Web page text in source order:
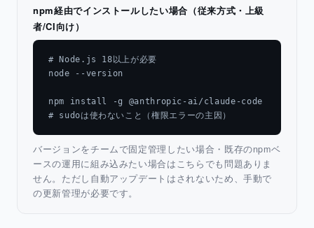
npm経由でインストールしたい場合（従来方式・上級
者/CI向け）
# Node.js 18以上が必要
node --version
npm install -g @anthropic-ai/claude-code
# sudoは使わないこと（権限エラーの主因）
バージョンをチームで固定管理したい場合・既存のnpmベ
ースの運用に組み込みたい場合はこちらでも問題ありま
せん。ただし自動アップデートはされないため、手動で
の更新管理が必要です。